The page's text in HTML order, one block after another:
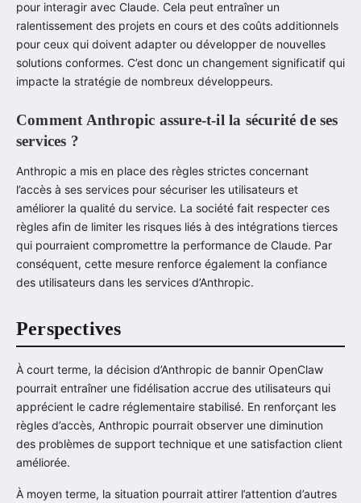
pour interagir avec Claude. Cela peut entraîner un
ralentissement des projets en cours et des coûts additionnels
pour ceux qui doivent adapter ou développer de nouvelles
solutions conformes. C’est donc un changement significatif qui
impacte la stratégie de nombreux développeurs.
Comment Anthropic assure-t-il la sécurité de ses
services ?
Anthropic a mis en place des règles strictes concernant
l’accès à ses services pour sécuriser les utilisateurs et
améliorer la qualité du service. La société fait respecter ces
règles afin de limiter les risques liés à des intégrations tierces
qui pourraient compromettre la performance de Claude. Par
conséquent, cette mesure renforce également la confiance
des utilisateurs dans les services d’Anthropic.
Perspectives
À court terme, la décision d’Anthropic de bannir OpenClaw
pourrait entraîner une fidélisation accrue des utilisateurs qui
apprécient le cadre réglementaire stabilisé. En renforçant les
règles d’accès, Anthropic pourrait observer une diminution
des problèmes de support technique et une satisfaction client
améliorée.
À moyen terme, la situation pourrait attirer l’attention d’autres